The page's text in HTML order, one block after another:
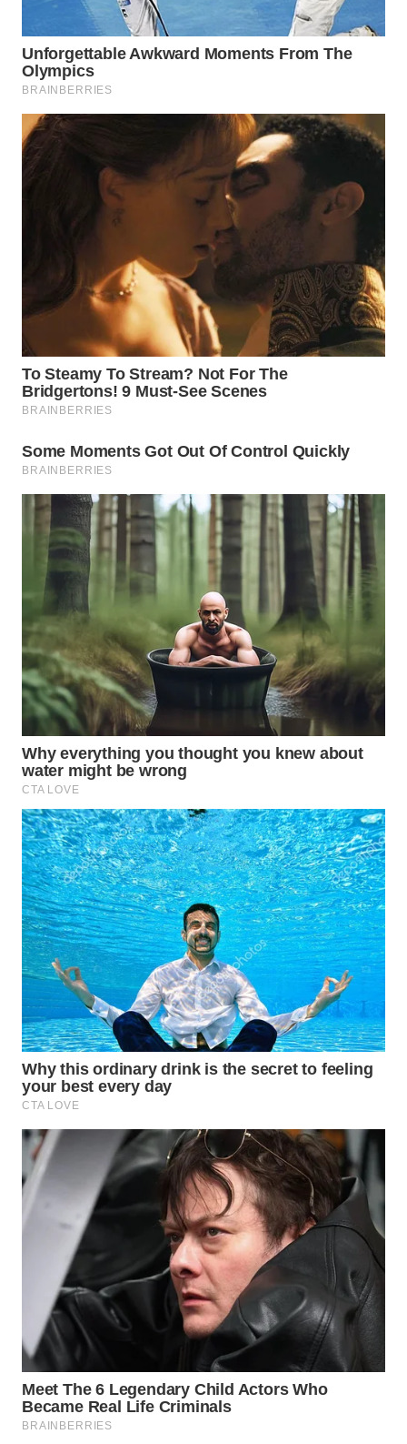
DANAU
TOBA
WN
NIAS
SELATAN
TANJUNG
LESUNG
KARO
WN
SIMALUNGUN
WN
LABUHANBATU
WN
TAPANULI
TENGAH
WN DELI
SERDANG
WN
TINGGI
WN
PAKPAK
WN
KARAWANG
WN
BEKASI
WN
BOGOR
WN
DEPOK
TAPANULI
UTARA
WN
SAMOSIR
WN
PADANG
LAWAS